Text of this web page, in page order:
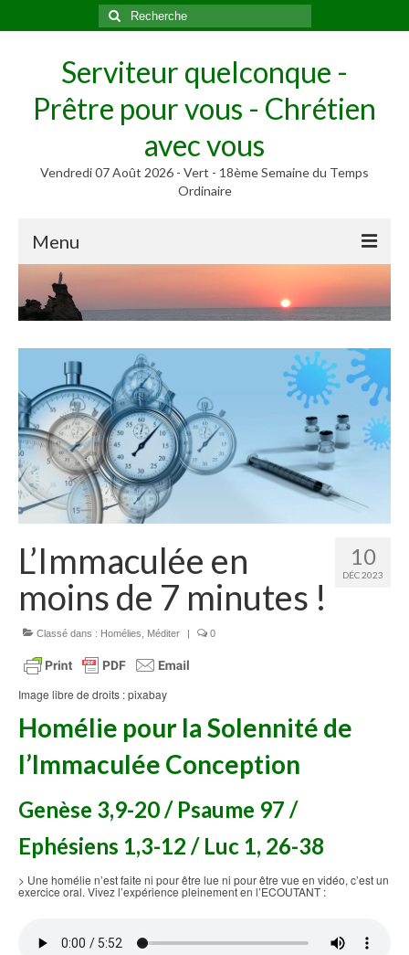
Rechercher
:
Serviteur quelconque -
Prêtre pour vous - Chrétien
avec vous
Vendredi 07 Août 2026 - Vert - 18ème Semaine du Temps
Ordinaire
Menu
Méditer
Homélies, Poèmes
Poèmes
Homélies
Homélies de Mariages
Homélies de Pèlerinages
Mon témoignage
Lire
Articles, Chroniques
Livres
Grandir : rubrique Cliquer
Cath.ch
Echo Magazine – Trait Libre
Echo Magazine – Evangile
Echo Magazine – Une Question
Voir
Mon témoignage
10
DÉC 2023
L’Immaculée en
moins de 7 minutes !
Classé dans : Homélies Méditer 0
Image libre de droits : pixabay
Homélie pour la Solennité de
l’Immaculée Conception
Genèse 3,9-20 / Psaume 97 /
Ephésiens 1,3-12 / Luc 1, 26-38
> Une homélie n’est faite ni pour être lue ni pour être vue en vidéo, c’est un
exercice oral. Vivez l’expérience pleinement en l’ECOUTANT :